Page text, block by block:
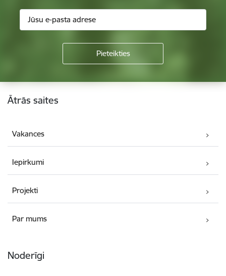
Kājene
Ātrās saites
Vakances
Iepirkumi
Projekti
Par mums
Noderīgi